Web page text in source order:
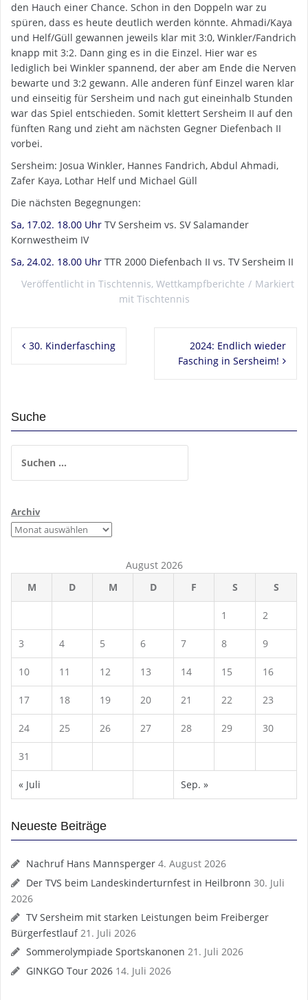
den Hauch einer Chance. Schon in den Doppeln war zu
spüren, dass es heute deutlich werden könnte. Ahmadi/Kaya
und Helf/Güll gewannen jeweils klar mit 3:0, Winkler/Fandrich
knapp mit 3:2. Dann ging es in die Einzel. Hier war es
lediglich bei Winkler spannend, der aber am Ende die Nerven
bewarte und 3:2 gewann. Alle anderen fünf Einzel waren klar
und einseitig für Sersheim und nach gut eineinhalb Stunden
war das Spiel entschieden. Somit klettert Sersheim II auf den
fünften Rang und zieht am nächsten Gegner Diefenbach II
vorbei.
Sersheim: Josua Winkler, Hannes Fandrich, Abdul Ahmadi,
Zafer Kaya, Lothar Helf und Michael Güll
Die nächsten Begegnungen:
Sa, 17.02. 18.00 Uhr TV Sersheim vs. SV Salamander
Kornwestheim IV
Sa, 24.02. 18.00 Uhr TTR 2000 Diefenbach II vs. TV Sersheim II
Veröffentlicht in Tischtennis, Wettkampfberichte
Markiert
mit Tischtennis
Beitragsnavigation
30. Kinderfasching
2024: Endlich wieder
Fasching in Sersheim!
Suche
nach:
Archiv
August 2026
M
D M D F S S
1 2
3 4 5 6 7 8 9
10 11 12 13 14 15 16
17 18 19 20 21 22 23
24 25 26 27 28 29 30
31
« Juli Sep. »
Neueste Beiträge
Nachruf Hans Mannsperger 4. August 2026
Der TVS beim Landeskinderturnfest in Heilbronn 30. Juli
2026
TV Sersheim mit starken Leistungen beim Freiberger
Bürgerfestlauf 21. Juli 2026
Sommerolympiade Sportskanonen 21. Juli 2026
GINKGO Tour 2026 14. Juli 2026